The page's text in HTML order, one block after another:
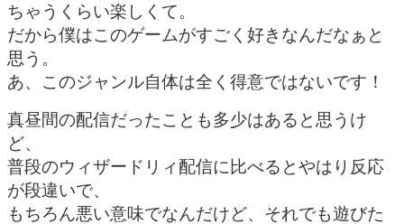
ちゃうくらい楽しくて。
だから僕はこのゲームがすごく好きなんだなぁと
思う。
あ、このジャンル自体は全く得意ではないです！
真昼間の配信だったことも多少はあると思うけ
ど、
普段のウィザードリィ配信に比べるとやはり反応
が段違いで、
もちろん悪い意味でなんだけど、それでも遊びた